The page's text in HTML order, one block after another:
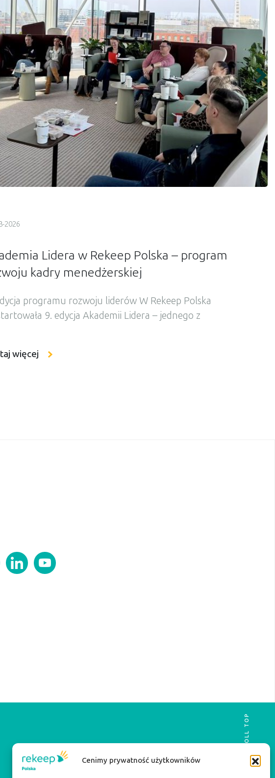
Cenimy prywatność użytkowników
2026
Lidera w Rekeep Polska – program
kadry menedżerskiej
programu rozwoju liderów W Rekeep Polska
9. edycja Akademii Lidera – jednego z
stanowi istotny element budowania silnego
więcej
SCROLL TOP